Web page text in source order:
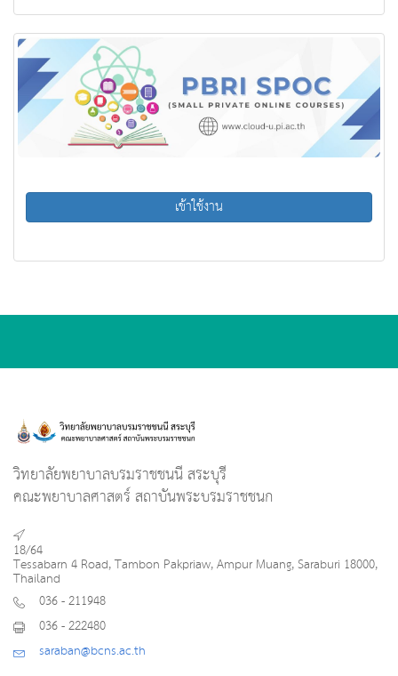
เข้าใช้งาน
วิทยาลัยพยาบาลบรมราชชนนี สระบุรี
คณะพยาบาลศาสตร์ สถาบันพระบรมราชชนก
18/64
Tessabarn 4 Road, Tambon Pakpriaw, Ampur Muang, Saraburi 18000,
Thailand
036 - 211948
036 - 222480
saraban@bcns.ac.th